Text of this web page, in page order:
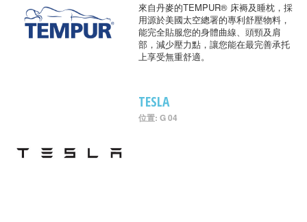
來自丹麥的TEMPUR® 床褥及睡枕，採
用源於美國太空總署的專利舒壓物料，
能完全貼服您的身體曲線、頭頸及肩
部，減少壓力點，讓您能在最完善承托
上享受無重舒適。
TESLA
位置: G 04